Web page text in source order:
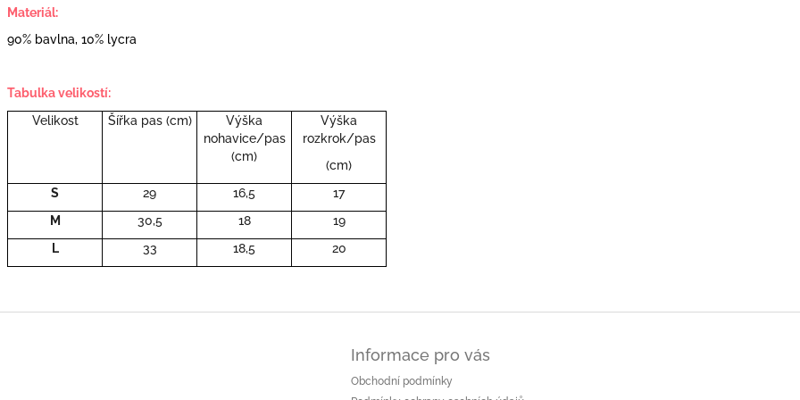
Materiál:
90% bavlna, 10% lycra
Tabulka velikostí:
Velikost
Šířka pas (cm)
Výška
nohavice/pas
(cm)
Výška
rozkrok/pas
(cm)
S
29 16,5
17
M
30,5 18
19
L
33 18,5 20
Informace pro vás
Obchodní podmínky